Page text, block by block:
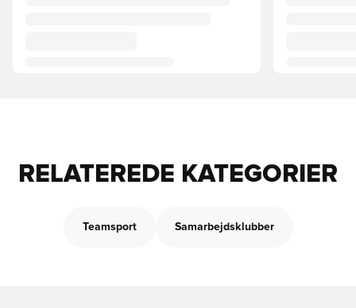
RELATEREDE KATEGORIER
Teamsport Samarbejdsklubber